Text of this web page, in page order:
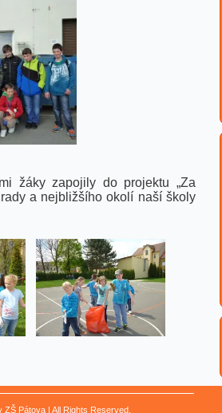
žáky zapojily do projektu „Za
a nejbližšího okolí naší školy
ZŠ Pátova | All Rights Reserved.